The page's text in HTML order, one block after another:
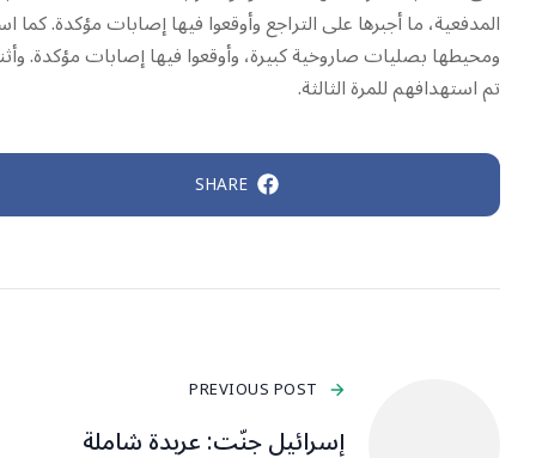
على المقلب الآخر، استهدف مقاومو «حزب الله»، عند ساعات
المدفعية، ما أجبرها على التراجع وأوقعوا فيها إصابات مؤكدة.
ومحيطها بصليات صاروخية كبيرة، وأوقعوا فيها إصابات مؤكدة.
SHARE
PREVIOUS POST